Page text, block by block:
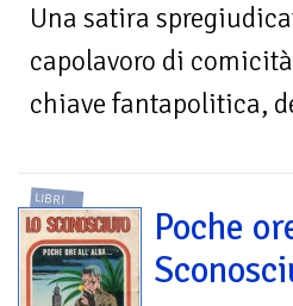
Una satira
capolavoro di
chiave fantapolitica,
LIBRI
Poche